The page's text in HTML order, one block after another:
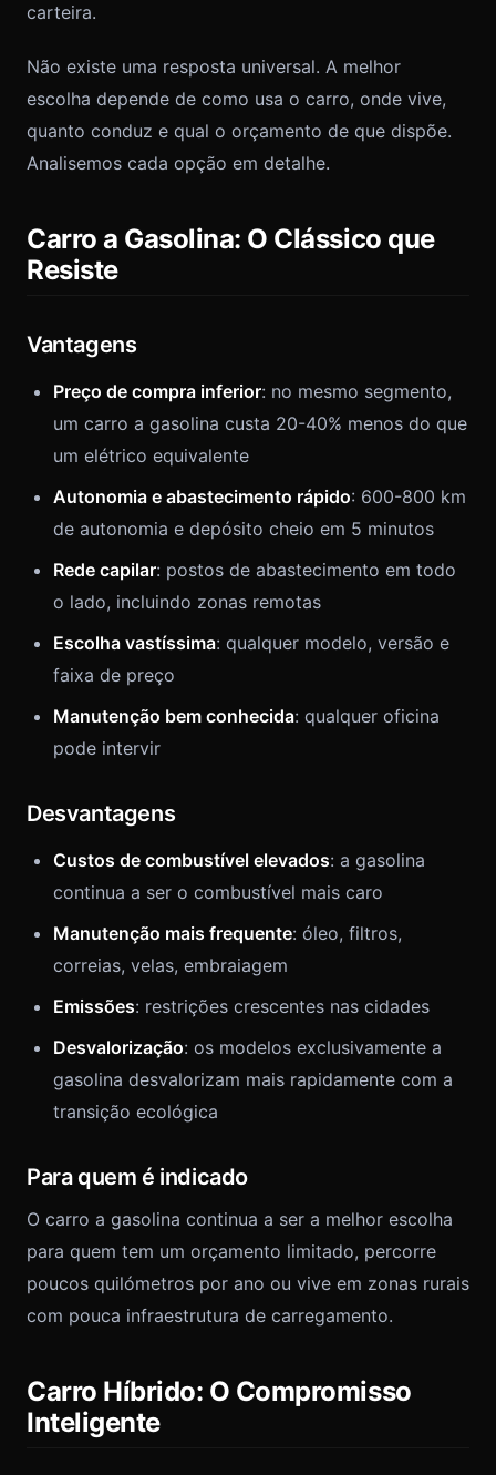
carteira.
Não existe uma resposta universal. A melhor
escolha depende de como usa o carro, onde vive,
quanto conduz e qual o orçamento de que dispõe.
Analisemos cada opção em detalhe.
Carro a Gasolina: O Clássico que
Resiste
Vantagens
Preço de compra inferior: no mesmo segmento,
um carro a gasolina custa 20-40% menos do que
um elétrico equivalente
Autonomia e abastecimento rápido: 600-800 km
de autonomia e depósito cheio em 5 minutos
Rede capilar: postos de abastecimento em todo
o lado, incluindo zonas remotas
Escolha vastíssima: qualquer modelo, versão e
faixa de preço
Manutenção bem conhecida: qualquer oficina
pode intervir
Desvantagens
Custos de combustível elevados: a gasolina
continua a ser o combustível mais caro
Manutenção mais frequente: óleo, filtros,
correias, velas, embraiagem
Emissões: restrições crescentes nas cidades
Desvalorização: os modelos exclusivamente a
gasolina desvalorizam mais rapidamente com a
transição ecológica
Para quem é indicado
O carro a gasolina continua a ser a melhor escolha
para quem tem um orçamento limitado, percorre
poucos quilómetros por ano ou vive em zonas rurais
com pouca infraestrutura de carregamento.
Carro Híbrido: O Compromisso
Inteligente